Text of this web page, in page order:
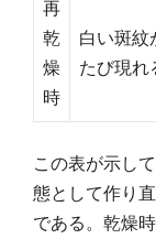
再
乾
燥
時
白い斑紋
たび現れ
この表が示し
態として作り
である。乾燥